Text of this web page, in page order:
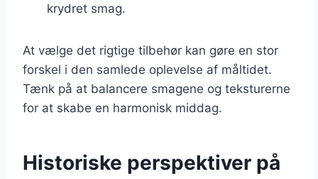
krydret smag.
At vælge det rigtige tilbehør kan gøre en stor
forskel i den samlede oplevelse af måltidet.
Tænk på at balancere smagene og teksturerne
for at skabe en harmonisk middag.
Historiske perspektiver på